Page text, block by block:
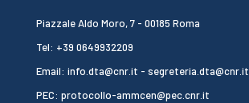
Piazzale Aldo Moro, 7 - 00185 Roma
Tel: +39 0649932209
Email: info.dta@cnr.it - segreteria.dta@cnr.it
PEC: protocollo-ammcen@pec.cnr.it